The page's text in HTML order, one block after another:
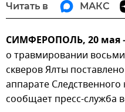
Читать в МАКС
СИМФЕРОПОЛЬ, 20 мая
о травмировании
скверов Ялты
аппарате
сообщает пресс-служба